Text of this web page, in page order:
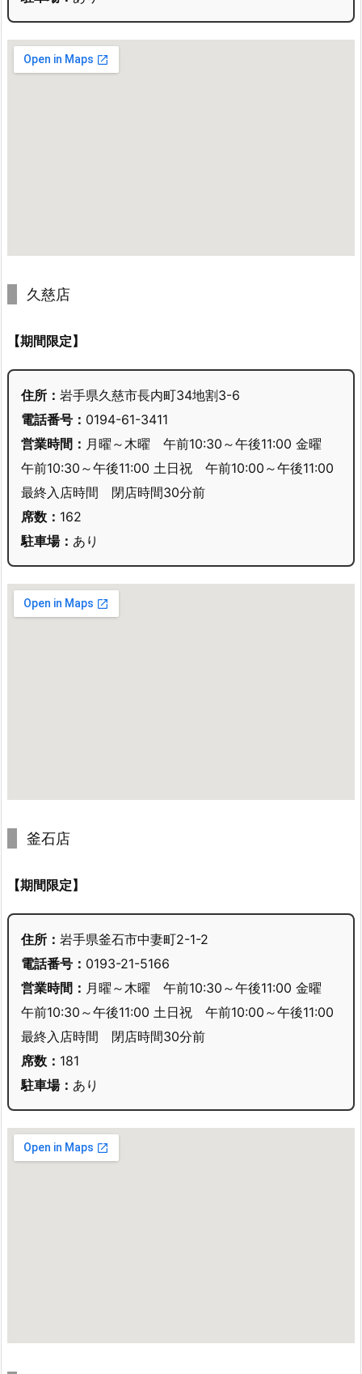
久慈店
【期間限定】
住所： 岩手県久慈市長内町34地割3-6
電話番号： 0194-61-3411
営業時間： 月曜～木曜 午前10:30～午後11:00 金曜
午前10:30～午後11:00 土日祝 午前10:00～午後11:00
最終入店時間 閉店時間30分前
席数： 162
駐車場： あり
釜石店
【期間限定】
住所： 岩手県釜石市中妻町2-1-2
電話番号： 0193-21-5166
営業時間： 月曜～木曜 午前10:30～午後11:00 金曜
午前10:30～午後11:00 土日祝 午前10:00～午後11:00
最終入店時間 閉店時間30分前
席数： 181
駐車場： あり